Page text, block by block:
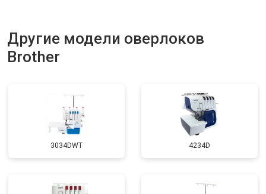
Другие модели оверлоков
Brother
3034DWT 4234D